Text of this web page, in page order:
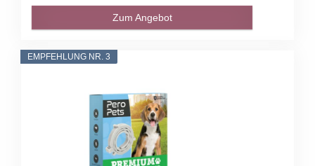
Zum Angebot
EMPFEHLUNG NR. 3